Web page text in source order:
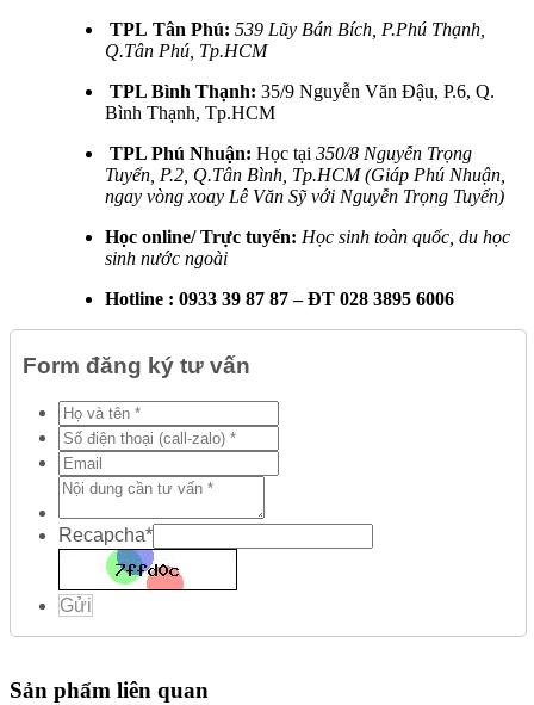
TPL Tân Phú: 539 Lũy Bán Bích, P.Phú Thạnh,
Q.Tân Phú, Tp.HCM
TPL Bình Thạnh: 35/9 Nguyễn Văn Đậu, P.6, Q.
Bình Thạnh, Tp.HCM
TPL Phú Nhuận: Học tại 350/8 Nguyễn Trọng
Tuyển, P.2, Q.Tân Bình, Tp.HCM (Giáp Phú Nhuận,
ngay vòng xoay Lê Văn Sỹ với Nguyễn Trọng Tuyển)
Học online/ Trực tuyến: Học sinh toàn quốc, du học
sinh nước ngoài
Hotline : 0933 39 87 87 – ĐT 028 3895 6006
Form đăng ký tư vấn
Recapcha*
Gửi
Sản phẩm liên quan